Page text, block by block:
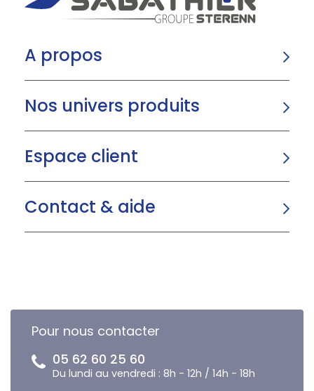
A propos
Nos univers produits
Espace client
Contact & aide
Pour nous contacter
05 62 60 25 60
Du lundi au vendredi : 8h - 12h / 14h - 18h